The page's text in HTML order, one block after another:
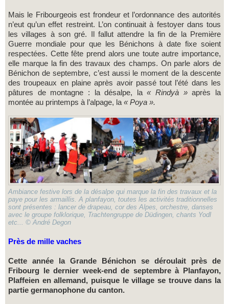
Mais le Fribourgeois est frondeur et l’ordonnance des autorités
n’eut qu’un effet restreint. L’on continuait à festoyer dans tous
les villages à son gré. Il fallut attendre la fin de la Première
Guerre mondiale pour que les Bénichons à date fixe soient
respectées. Cette fête prend alors une toute autre importance,
elle marque la fin des travaux des champs. On parle alors de
Bénichon de septembre, c’est aussi le moment de la descente
des troupeaux en plaine après avoir passé tout l’été dans les
pâtures de montagne : la désalpe, la« Rindyà »après la
montée au printemps à l’alpage, la « Poya ».
Ambiance festive lors de la désalpe qui marque la fin des travaux et la
paye pour les armaillis. A planfayon, toutes les activités traditionnelles
sont présentes : lancer de drapeau, cor des Alpes, orchestre, danses
avec le groupe folklorique, Trachtengruppe de Düdingen, chants Yodl
etc... © André Degon
Près de mille vaches
Cette année la Grande Bénichon se déroulait près de
Fribourg le dernier week-end de septembre à Planfayon,
Plaffeien en allemand, puisque le village se trouve dans la
partie germanophone du canton.